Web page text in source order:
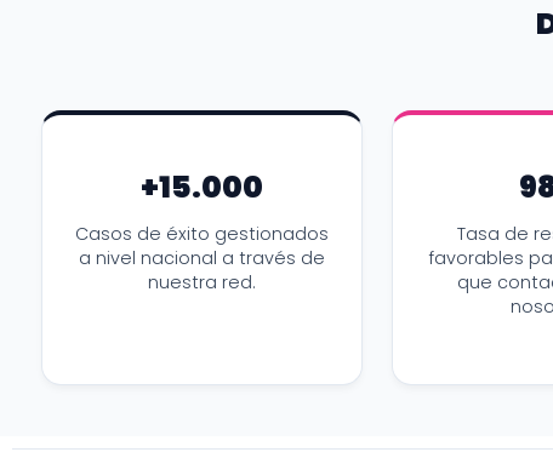
+15.000
Casos de éxito gestionados
a nivel nacional a través de
nuestra red.
Tasa de
favorables
que